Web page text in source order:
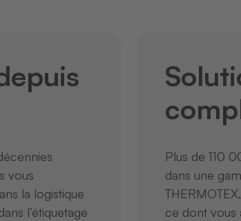
vous
la logistique
l’étiquetage
Plus de 110
dans une
ce dont vous